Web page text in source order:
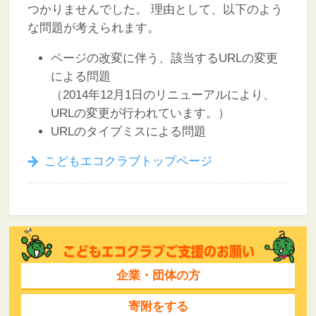
つかりませんでした。
理由として、以下のよう
な問題が考えられます。
ページの改変に伴う、該当するURLの変更
による問題
（2014年12月1日のリニューアルにより、
URLの変更が行われています。）
URLのタイプミスによる問題
こどもエコクラブトップページ
企業・団体の方
寄附をする